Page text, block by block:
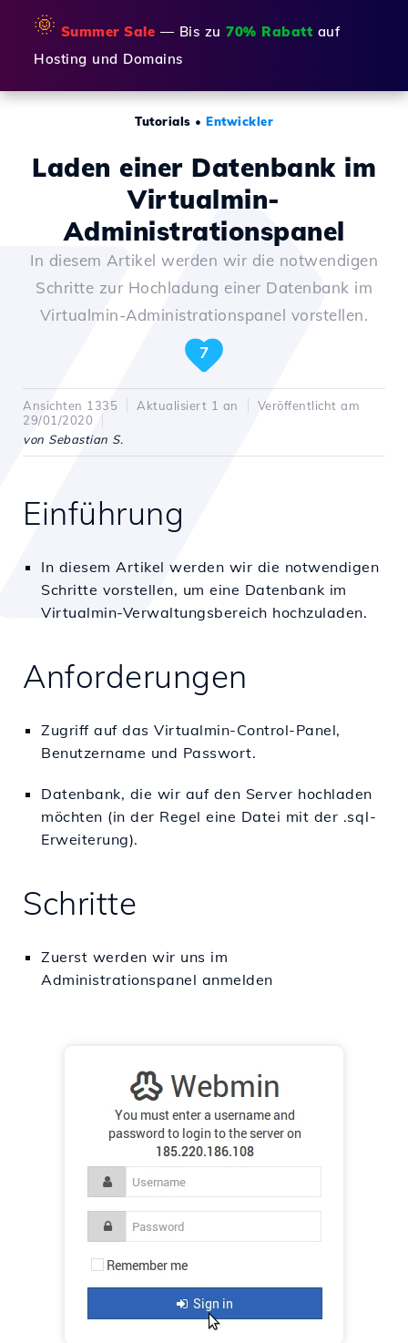
🌞 Summer Sale — Bis zu 70% Rabatt auf
Hosting und Domains
Tutorials • Entwickler
Laden einer Datenbank im
Virtualmin-
Administrationspanel
In diesem Artikel werden wir die notwendigen
Schritte zur Hochladung einer Datenbank im
Virtualmin-Administrationspanel vorstellen.
7
Ansichten 1335 Aktualisiert 1 an
Veröffentlicht am
29/01/2020
von Sebastian S.
Einführung
In diesem Artikel werden wir die notwendigen
Schritte vorstellen, um eine Datenbank im
Virtualmin-Verwaltungsbereich hochzuladen.
Anforderungen
Zugriff auf das Virtualmin-Control-Panel,
Benutzername und Passwort.
Datenbank, die wir auf den Server hochladen
möchten (in der Regel eine Datei mit der .sql-
Erweiterung).
Schritte
Zuerst werden wir uns im
Administrationspanel anmelden